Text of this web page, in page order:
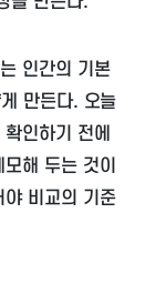
인간의 기본
만든다. 오늘
인하기 전에
해 두는 것이
야 비교의 기준